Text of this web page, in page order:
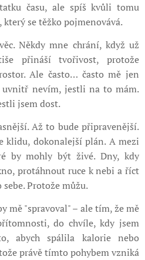
času, ale spíš kvůli tomu
se těžko pojmenovává.
Někdy mne chrání, když už
přináší tvořivost, protože
Ale často… často mě jen
uvnitř nevím, jestli na to mám.
jsem dost.
Až to bude připravenější.
klidu, dokonalejší plán. A mezi
by mohly být živé. Dny, kdy
protáhnout ruce k nebi a říct
Protože můžu.
mě "spravoval" – ale tím, že mě
do chvíle, kdy jsem
abych spálila kalorie nebo
právě tímto pohybem vzniká